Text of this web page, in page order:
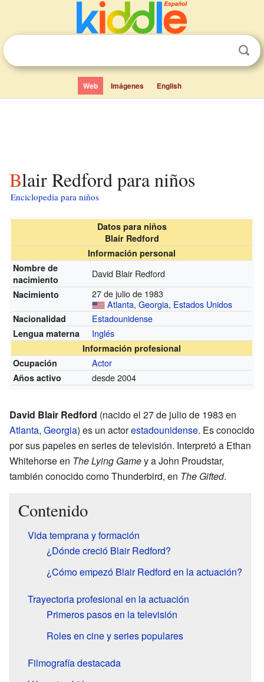
Web Imágenes English
Blair Redford para niños
Enciclopedia para niños
Datos para niños
Blair Redford
Información personal
Nombre de
nacimiento
David Blair Redford
Nacimiento
27 de julio de 1983
Atlanta,Georgia, Estados Unidos
Nacionalidad Estadounidense
Lengua materna Inglés
Información profesional
Ocupación
Actor
Años activo desde 2004
David Blair Redford (nacido el 27 de julio de 1983 en
Atlanta, Georgia) es un actorestadounidense. Es conocido
por sus papeles en series de televisión. Interpretó a Ethan
Whitehorse en The Lying Gamey a John Proudstar,
también conocido como Thunderbird, en The Gifted.
Contenido
Vida temprana y formación
¿Dónde creció Blair Redford?
¿Cómo empezó Blair Redford en la actuación?
Trayectoria profesional en la actuación
Primeros pasos en la televisión
Roles en cine y series populares
Filmografía destacada